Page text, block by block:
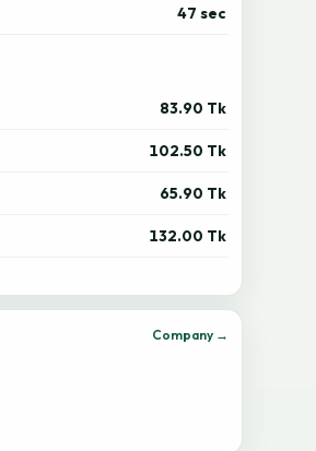
47 sec
83.90 Tk
102.50 Tk
65.90 Tk
132.00 Tk
Company →